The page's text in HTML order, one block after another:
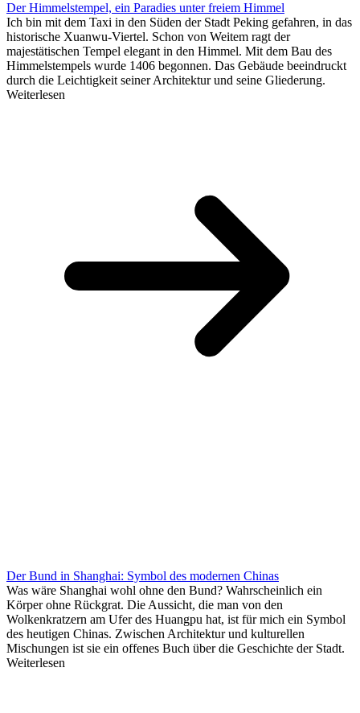
Der Himmelstempel, ein Paradies unter freiem Himmel
Ich bin mit dem Taxi in den Süden der Stadt Peking gefahren, in das
historische Xuanwu-Viertel. Schon von Weitem ragt der
majestätischen Tempel elegant in den Himmel. Mit dem Bau des
Himmelstempels wurde 1406 begonnen. Das Gebäude beeindruckt
durch die Leichtigkeit seiner Architektur und seine Gliederung.
Weiterlesen
Der Bund in Shanghai: Symbol des modernen Chinas
Was wäre Shanghai wohl ohne den Bund? Wahrscheinlich ein
Körper ohne Rückgrat. Die Aussicht, die man von den
Wolkenkratzern am Ufer des Huangpu hat, ist für mich ein Symbol
des heutigen Chinas. Zwischen Architektur und kulturellen
Mischungen ist sie ein offenes Buch über die Geschichte der Stadt.
Weiterlesen